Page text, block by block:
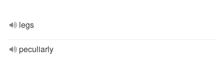
legs
peculiarly